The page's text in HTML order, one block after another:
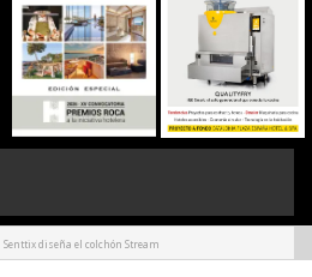
Senttix diseña el colchón Stream